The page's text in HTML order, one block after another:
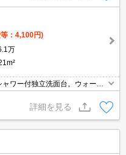
：4,100円)
万
ワー付独立洗面台。ウォーク
ト無料。保証人不要。
詳細を見る